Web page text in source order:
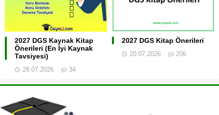
2027 DGS Kaynak Kitap
Önerileri (En İyi Kaynak
Tavsiyesi)
28.07.2026 34
2027 DGS Kitap Önerileri
20.07.2026 206